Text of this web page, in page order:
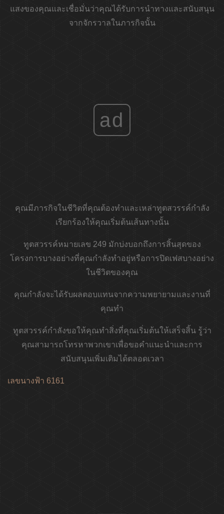
แสงของคุณและเชื่อมั่นว่าคุณได้รับการนำทางและสนับสนุน
จากจักรวาลในภารกิจนั้น
ad
คุณมีภารกิจในชีวิตที่คุณต้องทำและเหล่าทูตสวรรค์กำลัง
เรียกร้องให้คุณเริ่มต้นเส้นทางนั้น
ทูตสวรรค์หมายเลข 249 มักบ่งบอกถึงการสิ้นสุดของ
โครงการบางอย่างที่คุณกำลังทำอยู่หรือการปิดเฟสบางอย่าง
ในชีวิตของคุณ
คุณกำลังจะได้รับผลตอบแทนจากความพยายามและงานที่
คุณทำ
ทูตสวรรค์กำลังขอให้คุณทำสิ่งที่คุณเริ่มต้นให้เสร็จสิ้น รู้ว่า
คุณสามารถโทรหาพวกเขาเพื่อขอคำแนะนำและการ
สนับสนุนเพิ่มเติมได้ตลอดเวลา
เลขนางฟ้า 6161